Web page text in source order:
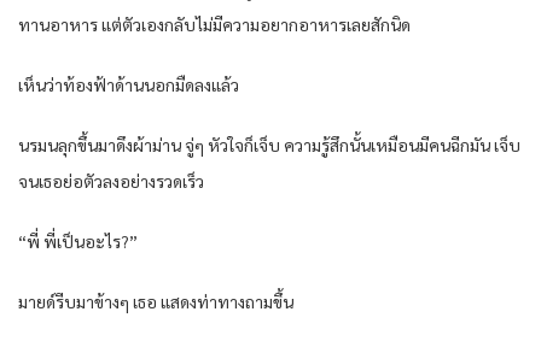
ทานอาหาร แต่ตัวเองกลับไม่มีความอยากอาหารเลยสักนิด
เห็นว่าท้องฟ้าด้านนอกมืดลงแล้ว
นรมนลุกขึ้นมาดึงผ้าม่าน จู่ๆ หัวใจก็เจ็บ ความรู้สึกนั้นเหมือนมีคนฉีกมัน เจ็บ
จนเธอย่อตัวลงอย่างรวดเร็ว
“พี่ พี่เป็นอะไร?”
มายด์รีบมาข้างๆ เธอ แสดงท่าทางถามขึ้น